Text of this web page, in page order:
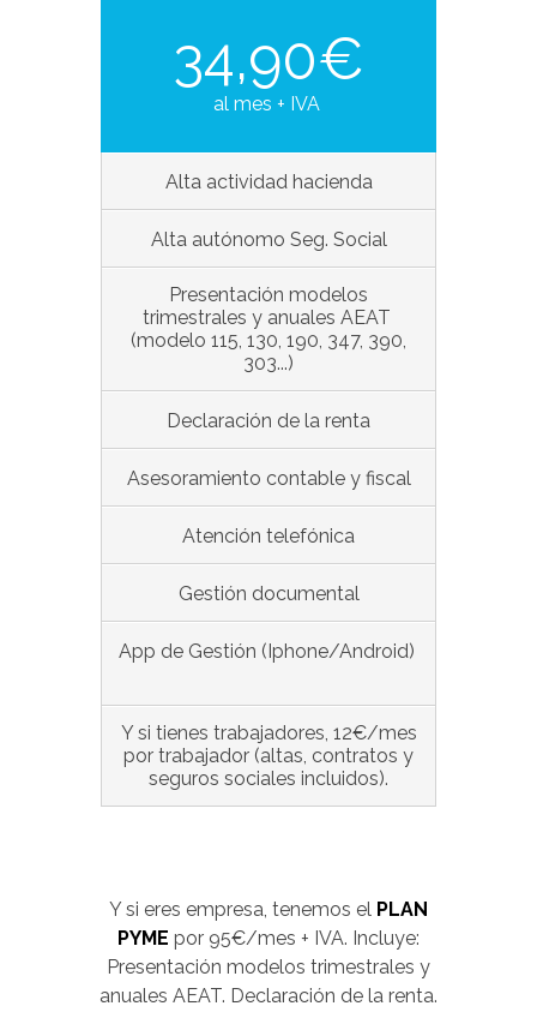
34,90€
al mes + IVA
Alta actividad hacienda
Alta autónomo Seg. Social
Presentación modelos
trimestrales y anuales AEAT
(modelo 115, 130, 190, 347, 390,
303...)
Declaración de la renta
Asesoramiento contable y fiscal
Atención telefónica
Gestión documental
App de Gestión (Iphone/Android)
Y si tienes trabajadores, 12€/mes
por trabajador (altas, contratos y
seguros sociales incluidos).
Y si eres empresa, tenemos el PLAN
PYME por 95€/mes + IVA. Incluye:
Presentación modelos trimestrales y
anuales AEAT. Declaración de la renta.